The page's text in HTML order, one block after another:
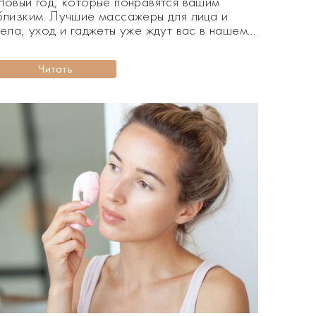
Лучшие массажеры для лица и
уход и гаджеты уже ждут вас в нашем
и мы активно ищем подарки под елку
родных и близких. Что выбрать, чтобы
для вас подборку с […]
Читать